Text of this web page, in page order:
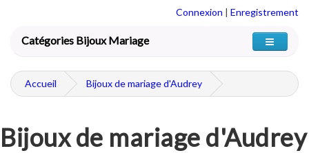
Connexion | Enregistrement
Catégories Bijoux Mariage
Accueil Bijoux de mariage d'Audrey
Bijoux de mariage d'Audrey